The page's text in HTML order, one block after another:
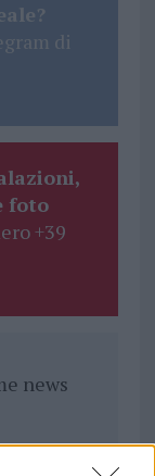
di
foto
+39
news